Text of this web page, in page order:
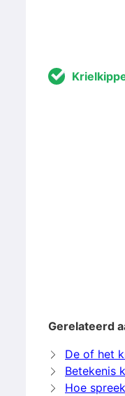
Gerelateerd
De of het
Betekenis
Hoe